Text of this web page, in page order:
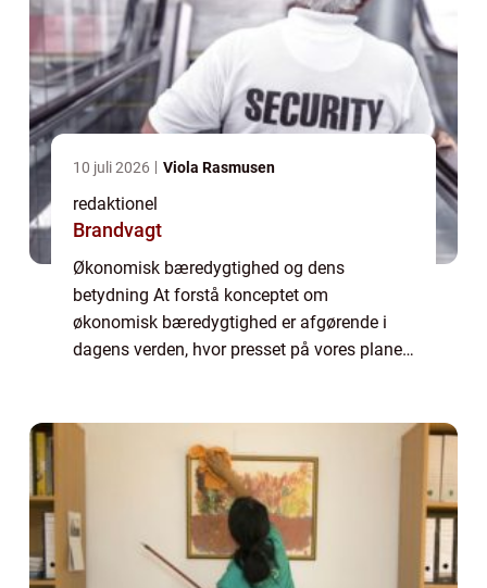
10 juli 2026 Viola Rasmusen
redaktionel
Brandvagt
Økonomisk bæredygtighed og dens
betydning At forstå konceptet om
økonomisk bæredygtighed er afgørende i
dagens verden, hvor presset på vores planet
økonomisk vækst, men også om at...